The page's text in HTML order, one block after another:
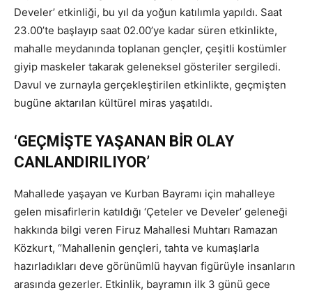
Develer’ etkinliği, bu yıl da yoğun katılımla yapıldı. Saat
23.00’te başlayıp saat 02.00’ye kadar süren etkinlikte,
mahalle meydanında toplanan gençler, çeşitli kostümler
giyip maskeler takarak geleneksel gösteriler sergiledi.
Davul ve zurnayla gerçekleştirilen etkinlikte, geçmişten
bugüne aktarılan kültürel miras yaşatıldı.
‘GEÇMİŞTE YAŞANAN BİR OLAY
CANLANDIRILIYOR’
Mahallede yaşayan ve Kurban Bayramı için mahalleye
gelen misafirlerin katıldığı ‘Çeteler ve Develer’ geleneği
hakkında bilgi veren Firuz Mahallesi Muhtarı Ramazan
Közkurt, “Mahallenin gençleri, tahta ve kumaşlarla
hazırladıkları deve görünümlü hayvan figürüyle insanların
arasında gezerler. Etkinlik, bayramın ilk 3 günü gece